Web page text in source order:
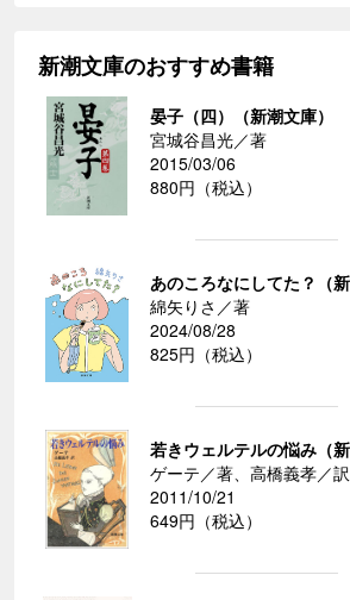
新潮文庫のおすすめ書籍
晏子（四）（新潮文庫）
宮城谷昌光／著
2015/03/06
880円（税込）
あのころなにしてた？（新
綿矢りさ／著
2024/08/28
825円（税込）
若きウェルテルの悩み（新
ゲーテ／著、高橋義孝／訳
2011/10/21
649円（税込）